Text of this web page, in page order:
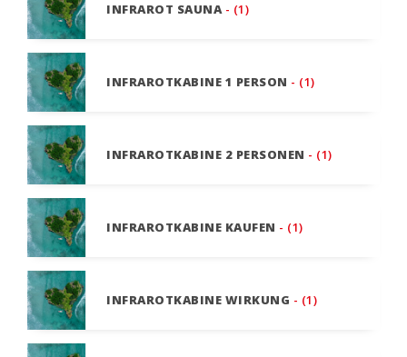
INFRAROT SAUNA - (1)
INFRAROTKABINE 1 PERSON - (1)
INFRAROTKABINE 2 PERSONEN - (1)
INFRAROTKABINE KAUFEN - (1)
INFRAROTKABINE WIRKUNG - (1)